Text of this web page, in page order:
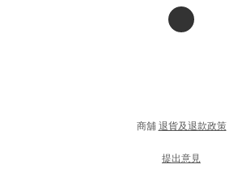
商舖 退貨及退款政策
提出意見